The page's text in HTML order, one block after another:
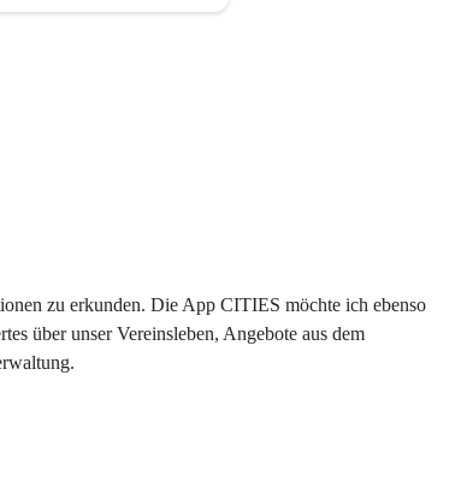
zu erkunden. Die App CITIES möchte ich ebenso
über unser Vereinsleben, Angebote aus dem